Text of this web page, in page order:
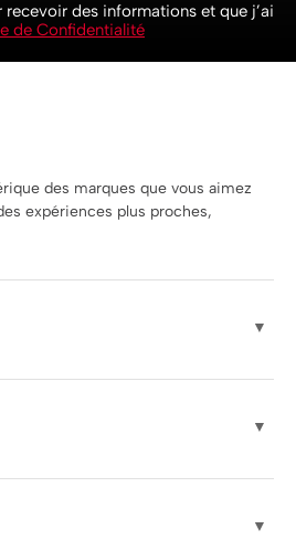
des informations et que j’ai
de Confidentialité
des marques que vous aimez
expériences plus proches,
▼
▼
▼